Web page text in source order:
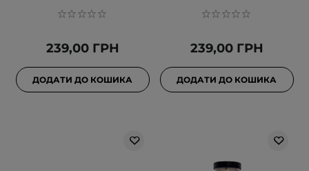
239,00 ГРН
ДОДАТИ ДО КОШИКА
239,00 ГРН
ДОДАТИ ДО КОШИКА